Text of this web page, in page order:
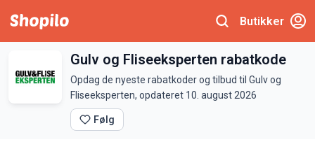
Butikker
Gulv og Fliseeksperten rabatkode
Opdag de nyeste rabatkoder og tilbud til Gulv og
Fliseeksperten, opdateret 10. august 2026
Følg